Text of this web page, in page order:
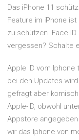
Das iPhone 11
Feature im iPhone
zu schützen. Face
vergessen? Schalte
Apple ID vom Iphone
bei den Updates
gefragt aber
Apple-ID, obwohl
Appstore
wir das Iphone von